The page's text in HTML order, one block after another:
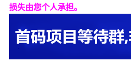
损失由您个人承担。